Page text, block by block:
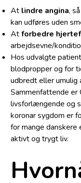
At lindre angina,
kan udføres uden
Atforbedre
arbejdsevne/
Hos udvalgte
blodpropper og for
udbredt eller umulig
Sammenfattende er
livsforlængende og
koronar sygdom er
for mange
aktivt og trygt liv.